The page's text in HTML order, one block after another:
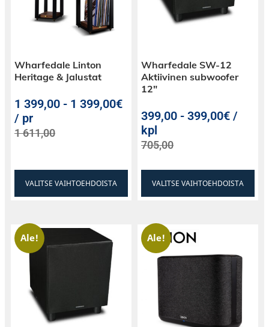
Wharfedale Linton
Heritage & Jalustat
1 399,00 - 1 399,00€
/ pr
1 611,00
VALITSE VAIHTOEHDOISTA
Wharfedale SW-12
Aktiivinen subwoofer
12″
399,00 -399,00€ /
kpl
705,00
VALITSE VAIHTOEHDOISTA
Ale! Ale!